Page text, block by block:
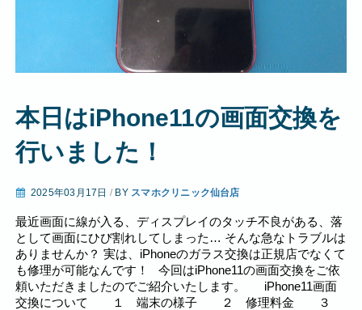
本日はiPhone11の画面交換を
行いました！
2025年03月17日 / BY スマホクリニック仙台店
最近画面に線が入る、ディスプレイのタッチ不良がある、落
として画面にひび割れしてしまった… そんな急なトラブルは
ありませんか？ 実は、iPhoneのガラス交換は正規店でなくて
も修理が可能なんです！ 今回はiPhone11の画面交換をご依
頼いただきましたのでご紹介いたします。 iPhone11画面
交換について １ 端末の様子 ２ 修理料金 ３